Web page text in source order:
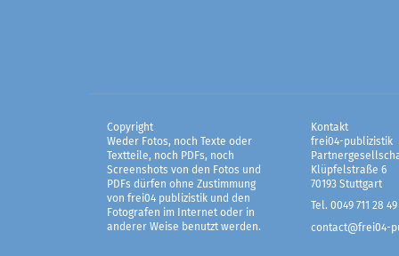
Copyright
Weder Fotos, noch Texte oder
Textteile, noch PDFs, noch
Screenshots von den Fotos und
PDFs dürfen ohne Zustimmung
von frei04 publizistik und den
Fotografen im Internet oder in
anderer Weise benutzt werden.
Kontakt
frei04-publizistik
Klüpfelstraße 6
70193 Stuttgart
Tel. 0049 711 28 49
contact@frei04-